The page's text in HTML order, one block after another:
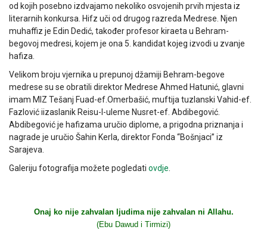
od kojih posebno izdvajamo nekoliko osvojenih prvih mjesta iz
literarnih konkursa. Hifz uči od drugog razreda Medrese. Njen
muhaffiz je Edin Dedić, također profesor kiraeta u Behram-
begovoj medresi, kojem je ona 5. kandidat kojeg izvodi u zvanje
hafiza.
Velikom broju vjernika u prepunoj džamiji Behram-begove
medrese su se obratili direktor Medrese Ahmed Hatunić, glavni
imam MIZ Tešanj Fuad-ef.Omerbašić, muftija tuzlanski Vahid-ef.
Fazlović iizaslanik Reisu-l-uleme Nusret-ef. Abdibegović.
Abdibegović je hafizama uručio diplome, a prigodna priznanja i
nagrade je uručio Šahin Kerla, direktor Fonda “Bošnjaci” iz
Sarajeva.
Galeriju fotografija možete pogledati ovdje
Onaj ko nije zahvalan ljudima nije zahvalan ni Allahu.
(Ebu Dawud i Tirmizi)